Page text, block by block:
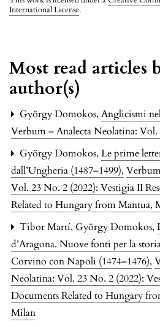
International License.
Most read articles
author(s)
György Domokos, Anglicismi
Verbum – Analecta Neolatina: Vol.
György Domokos, Le prime
dall’Ungheria (1487–1499),
Vol. 23 No. 2 (2022): Vestigia II
Related to Hungary from Mantua,
Tibor Martí, György Domokos,
d’Aragona. Nuove fonti per la
Corvino con Napoli (1474–1476),
Neolatina: Vol. 23 No. 2 (2022):
Documents Related to Hungary
Milan